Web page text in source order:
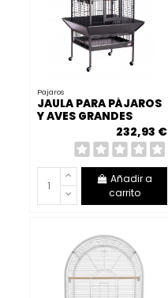
Pajaros
JAULA PARA PÁJAROS
Y AVES GRANDES
232,93 €
Añadir a
carrito